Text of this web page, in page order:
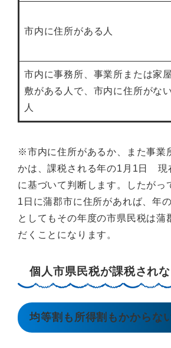
市内に住所がある人
市内に事務所、事業所または家屋
敷がある人で、市内に住所がない
人
※市内に住所があるか、また事業
かは、課税される年の1月1日 現
に基づいて判断します。したがっ
1日に蒲郡市に住所があれば、年
としてもその年度の市県民税は蒲
だくことになります。
個人市県民税が課税されな
均等割も所得割もかからな